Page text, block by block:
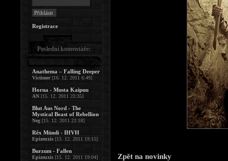
Zpět na novinky
Registrace
Poslední komentáře:
Anathema – Falling Deeper
Victimer[16. 12. 2011 6:49]
Horna - Musta Kaipuu
AN [15. 12. 2011 23:35]
Blut Aus Nord - The
Mystical Beast of Rebellion
Neg [15. 12. 2011 22:18]
Rêx Mündi - IHVH
Epizeuxis [15. 12. 2011 19:15]
Burzum - Fallen
Epizeuxis [15. 12. 2011 19:04]